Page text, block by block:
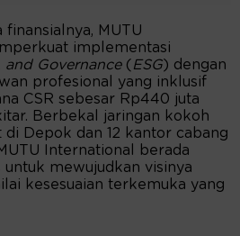
MUTU
implementasi
and Governance( ESG) dengan
profesional yang inklusif
CSR sebesar Rp440 juta
Berbekal jaringan kokoh
di Depok dan 12 kantor cabang
International berada
mewujudkan visinya
kesesuaian terkemuka yang